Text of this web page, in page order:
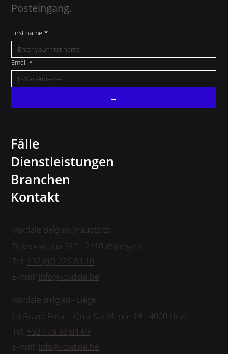
Fälle
Dienstleistungen
Branchen
Kontakt
Voxdale Belgien (Hauptsitz)
Bijkhoevelaan 32C - 2110 Wijnegem
Tel: +32 (0)3 226 83 10
E-mail: info@voxdale.be
Voxdale Belgien - Liège
La Grand Poste - Quai Sur Meuse 19 - 4000 Liège
Tel: +32 473 33 04 69
E-mail: info@voxdale.be
Posteingang.
First name *
Email *
→